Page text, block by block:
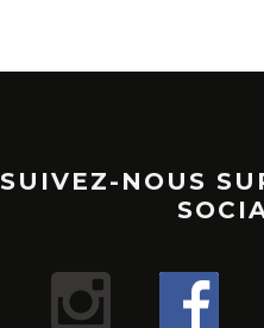
SUIVEZ-NOUS